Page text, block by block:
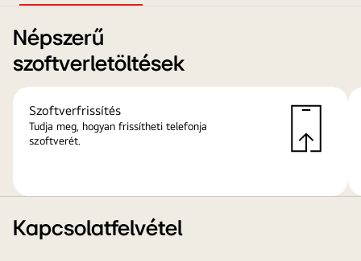
Népszerű
szoftverletöltések
Szoftverfrissítés
Tudja meg, hogyan frissítheti telefonja
szoftverét.
Kapcsolatfelvétel